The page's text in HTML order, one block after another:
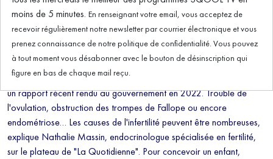
Ce qu'il faut savoir sur la procréation
médicalement assistée
En France, l'infertilité concerne plus de 3 millions de Français, selon
un rapport récent rendu au gouvernement en 2022. Trouble de
l'ovulation, obstruction des trompes de Fallope ou encore
endométriose… Les causes de l'infertilité peuvent être nombreuses,
explique Nathalie Massin, endocrinologue spécialisée en fertilité,
sur le plateau de "La Quotidienne". Pour concevoir un enfant,
moins de 5 minutes. En renseignant votre email, vous acceptez de
recevoir régulièrement notre newsletter par courrier électronique et vous
prenez connaissance de notre politique de confidentialité. Vous pouvez
à tout moment vous désabonner avec le bouton de désinscription qui
figure en bas de chaque mail reçu.